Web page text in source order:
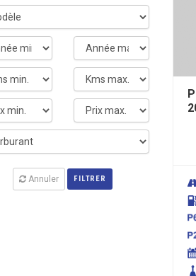
Annuler FILTRER